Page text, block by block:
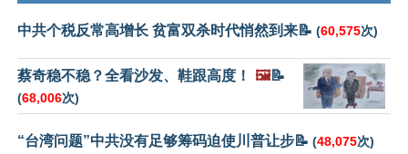
中共个税反常高增长 贫富双杀时代悄然到来📝 (60,575次)
蔡奇稳不稳？全看沙发、鞋跟高度！ 🖼️📝
(68,006次)
“台湾问题”中共没有足够筹码迫使川普让步📝 (48,075次)